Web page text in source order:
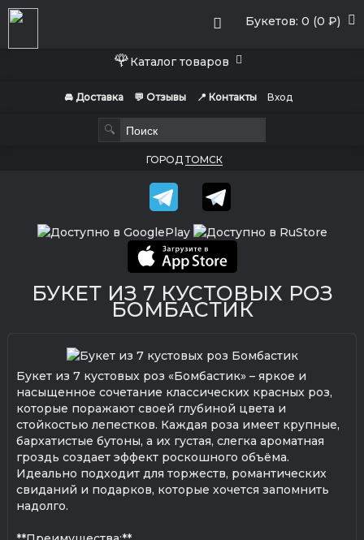
Букетов: 0 (0 ₽)
🌹Каталог товаров
🚘 Доставка 💬 Отзывы 📍 Контакты Вход
🔍
ГОРОД ТОМСК
БУКЕТ ИЗ 7 КУСТОВЫХ РОЗ
БОМБАСТИК
Букет из 7 кустовых роз «Бомбастик» – яркое и
насыщенное сочетание классических красных роз,
которые поражают своей глубиной цвета и
стойкостью лепестков. Каждая роза имеет крупные,
бархатистые бутоны, а их густая, слегка ароматная
гроздь создает эффект роскошного объёма.
Идеально подходит для торжеств, романтических
свиданий и подарков, которые хочется запомнить
надолго.